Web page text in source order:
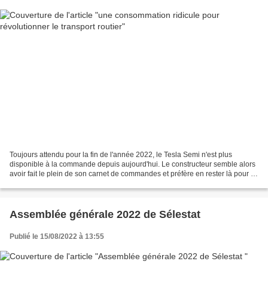
Toujours attendu pour la fin de l'année 2022, le Tesla Semi n'est plus
disponible à la commande depuis aujourd'hui. Le constructeur semble alors
avoir fait le plein de son carnet de commandes et préfère en rester là pour le
Assemblée générale 2022 de Sélestat
Publié le 15/08/2022 à 13:55